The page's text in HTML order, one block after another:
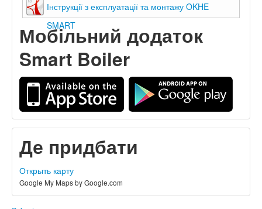
Інструкції з експлуатації та монтажу OKHE
SMART
Мобільний додаток
Smart Boiler
Де придбати
Открыть карту
Google My Maps by Google.com